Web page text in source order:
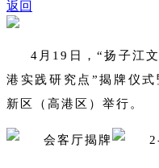
返回
4月19日，“扬子江
港实践研究点”揭牌仪
新区（高港区）举行。